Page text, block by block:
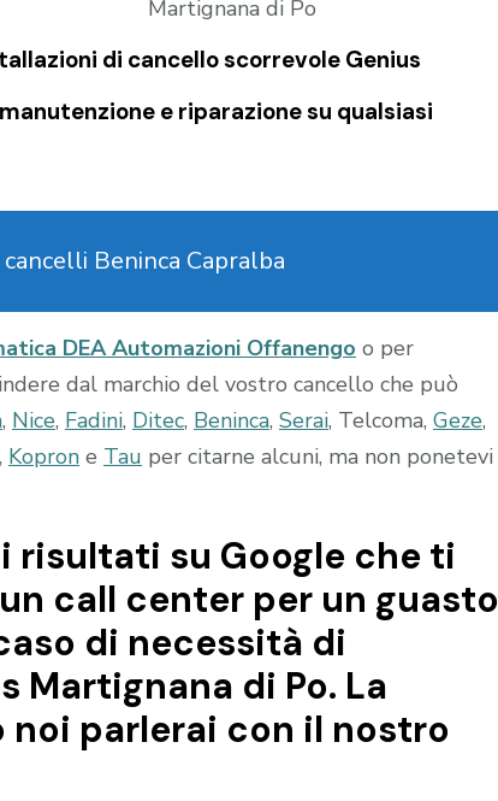
di cancello scorrevole Genius
e riparazione su qualsiasi
Beninca Capralba
DEA Automazioni Offanengo o per
dal marchio del vostro cancello che può
, Nice, Fadini, Ditec, Beninca, Serai, Telcoma, Geze,
, Kopron e Tau per citarne alcuni, ma non ponetevi
risultati su Google che ti
call center per un guasto
di necessità di
Martignana di Po. La
noi parlerai con il nostro